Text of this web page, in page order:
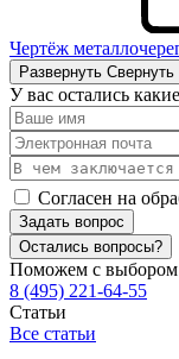
Чертёж
Развернуть Свернуть
У вас остались
Согласен на
Задать вопрос
Остались вопросы?
Поможем с выбором
8 (495) 221-64-55
Статьи
Все статьи